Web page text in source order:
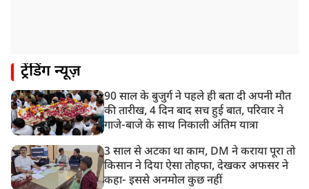
ट्रेंडिंग न्यूज़
90 साल के बुजुर्ग ने पहले ही बता दी अपनी मौत
की तारीख, 4 दिन बाद सच हुई बात, परिवार ने
गाजे-बाजे के साथ निकाली अंतिम यात्रा
3 साल से अटका था काम, DM ने कराया पूरा तो
किसान ने दिया ऐसा तोहफा, देखकर अफसर ने
कहा- इससे अनमोल कुछ नहीं